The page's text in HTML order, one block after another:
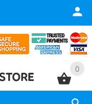
0
0